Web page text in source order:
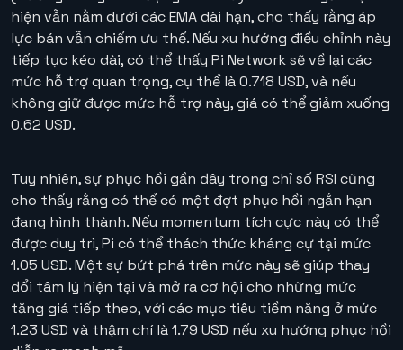
hiện vẫn nằm dưới các EMA dài hạn, cho thấy rằng áp
lực bán vẫn chiếm ưu thế. Nếu xu hướng điều chỉnh này
tiếp tục kéo dài, có thể thấy Pi Network sẽ về lại các
mức hỗ trợ quan trọng, cụ thể là 0.718 USD, và nếu
không giữ được mức hỗ trợ này, giá có thể giảm xuống
0.62 USD.
Tuy nhiên, sự phục hồi gần đây trong chỉ số RSI cũng
cho thấy rằng có thể có một đợt phục hồi ngắn hạn
đang hình thành. Nếu momentum tích cực này có thể
được duy trì, Pi có thể thách thức kháng cự tại mức
1.05 USD. Một sự bứt phá trên mức này sẽ giúp thay
đổi tâm lý hiện tại và mở ra cơ hội cho những mức
tăng giá tiếp theo, với các mục tiêu tiềm năng ở mức
1.23 USD và thậm chí là 1.79 USD nếu xu hướng phục hồi